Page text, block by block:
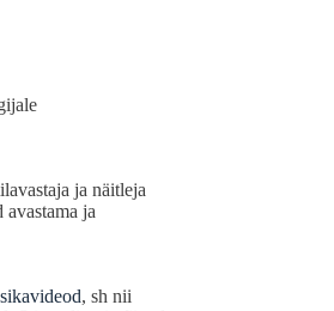
ja näitleja
ja
, sh nii